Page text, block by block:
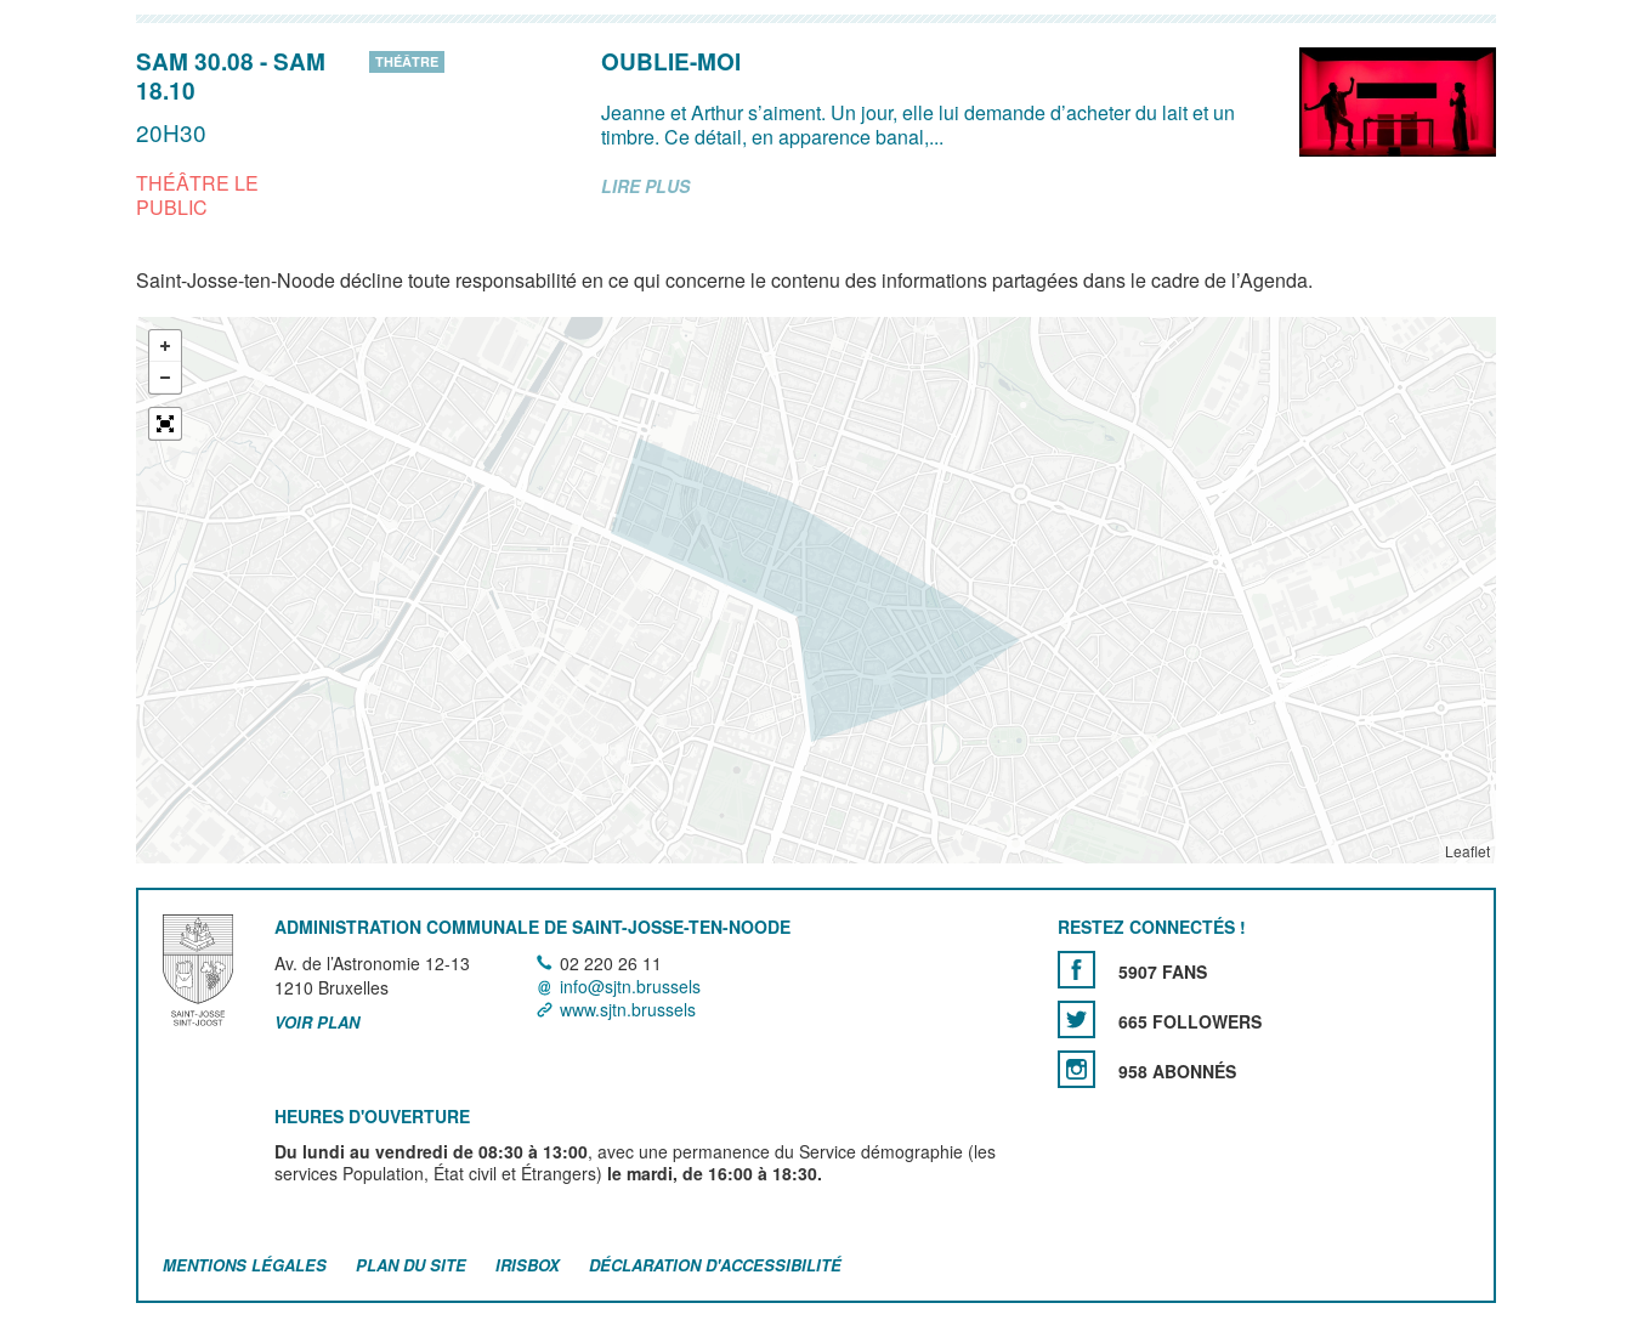
SAM 30.08 -SAM
18.10
20H30
THÉÂTRE LE
PUBLIC
THÉÂTRE OUBLIE-MOI
Jeanne et Arthur s’aiment. Un jour, elle lui demande d’acheter du lait et un
timbre. Ce détail, en apparence banal,...
LIRE PLUS
Saint-Josse-ten-Noode décline toute responsabilité en ce qui concerne le contenu des informations partagées dans le cadre de l’Agenda.
Leaflet
ADMINISTRATION COMMUNALE DE SAINT-JOSSE-TEN-NOODE
Av. de l’Astronomie 12-13
1210 Bruxelles
VOIR PLAN
02 220 26 11
info@sjtn.brussels
www.sjtn.brussels
HEURES D'OUVERTURE
Du lundi au vendredi de 08:30 à 13:00, avec une permanence du Service démographie (les
services Population, État civil et Étrangers) le mardi, de 16:00 à 18:30.
RESTEZ CONNECTÉS !
5907 FANS
665 FOLLOWERS
958 ABONNÉS
MENTIONS LÉGALES PLAN DU SITE IRISBOX DÉCLARATION D'ACCESSIBILITÉ